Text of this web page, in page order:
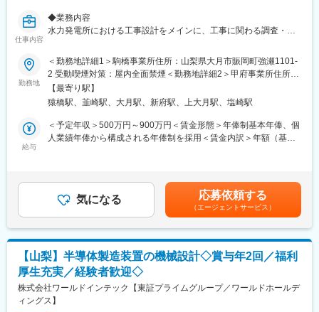
◎現在は、国内に水力発電所163ヶ所、太陽光発電所3ヶ所、風力
発電所1ヶ所、海外に水力発電所2ヶ所を保有していますが、今
後、国内外で益々の事業規模拡大を予定しており、やりがいのあ
◆キャリアパス
＜短期＞
水力事業所や水力工事センターで、点検・工事監理・設備計画な
わりながら、水力事業全体を俯瞰できる幅広い視点を身につけて
いただきます。
■配属先部署人数・構成
水力発電第一線職場土木部門：約200人
年齢構成
50代以上：70名程度
40代：40名程度
30代：20名程度
20代：60名程度
10代：10名程度
仕事内容
◆業務内容
水力発電所における工事設計をメインに、工事に関わる調査・計
運用（巡視）などの、幅広い業務内容についてインハウスエンジ
ニアとして担当いただき、カーボンニュートラル社会の実現に向
けた水力発電設備の工事・維持・運用の一翼を担っていただきま
す。
◆業務詳細
＜水力発電設備の工事設計・発注、工事監理＞
様書を作成。
・設計段階でのリスク評価を行い、施工中の安全性や環境影響を
・現場での作業が設計通りに進行しているか施工品質や安全基準
が守られているか工事監理を実施。
・工事完了後は、試運転や性能検証を行い、工事設備の健全性の
確認を実施。
勤務地
＜勤務地詳細1＞駒橋事業所住所：山梨県大月市賑岡町強瀬1101-
2 受動喫煙対策：屋内全面禁煙＜勤務地詳細2＞甲府事業所住所：
山梨県韮崎市若宮1丁目8-21 受動喫煙対策：屋内全面禁煙変更の
範囲：会社の定める事業所（リモートワーク含む）
【最寄り駅】
猿橋駅、韮崎駅、大月駅、新府駅、上大月駅、塩崎駅
給与
＜予定年収＞500万円～900万円＜賃金形態＞年俸制基本年俸、個
人業績年俸から構成される年俸制を採用＜賃金内訳＞年額（基本
があります。賃金はあくまでも目安の金額であり、選考を通じて
上下する可能性があります。月給(月額)は固定手当を含めた表記で
す。
気になる 応募依頼する
（エージェントサービス）
【山梨】半導体製造装置の機械設計◇賞与年2回／福利
厚生充実／経験者歓迎◇
株式会社ワールドインテック【東証プライムグループ／ワールドホールデ
ィングス】